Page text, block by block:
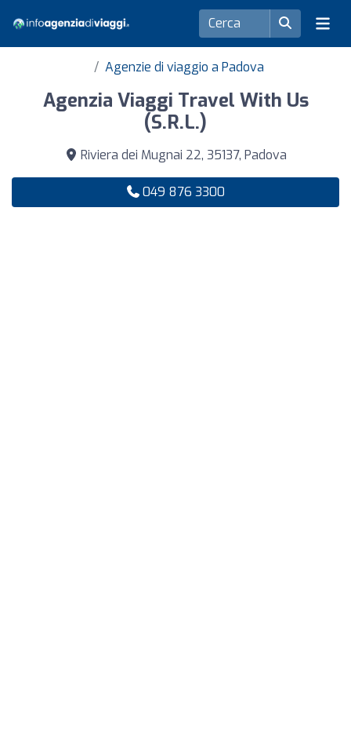
Agenzie di viaggio a Padova
Agenzia Viaggi Travel With Us
(S.R.L.)
Riviera dei Mugnai 22, 35137, Padova
049 876 3300